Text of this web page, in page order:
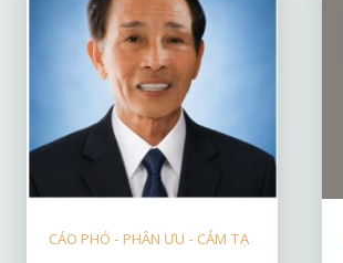
CÁO PHÓ - PHÂN ƯU - CẢM TẠ